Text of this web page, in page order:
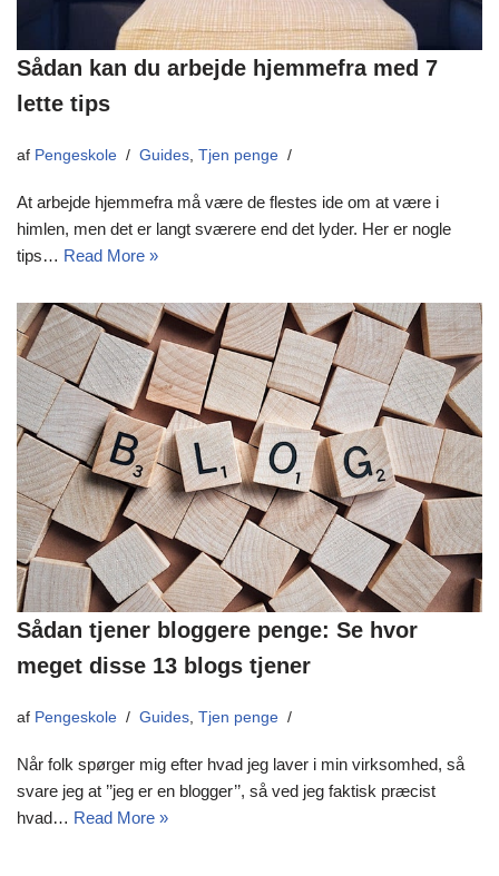
Sådan kan du arbejde hjemmefra med 7
lette tips
af Pengeskole Guides Tjen penge
At arbejde hjemmefra må være de flestes ide om at være i
himlen, men det er langt sværere end det lyder. Her er nogle
tips… Read More »
Sådan tjener bloggere penge: Se hvor
meget disse 13 blogs tjener
af Pengeskole Guides Tjen penge
Når folk spørger mig efter hvad jeg laver i min virksomhed, så
svare jeg at ’’jeg er en blogger’’, så ved jeg faktisk præcist
hvad… Read More »